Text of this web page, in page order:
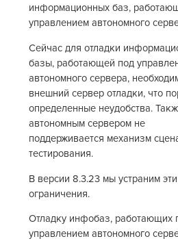
информационных баз,
управлением автономного
Сейчас для отладки
базы, работающей под
автономного сервера,
внешний сервер отладки, что
определенные неудобства.
автономным сервером не
поддерживается механизм
тестирования.
В версии 8.3.23 мы устраним эти
ограничения.
Отладку инфобаз, работающих
управлением автономного